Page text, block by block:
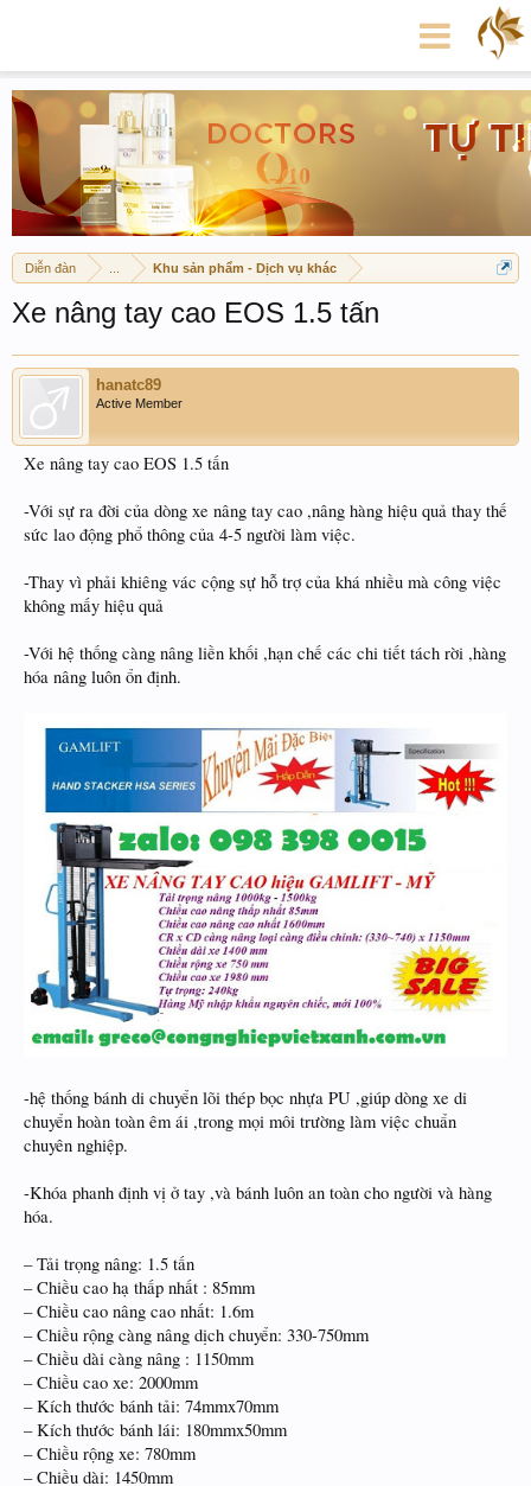
Diễn đàn Khu sản phẩm - Dịch vụ khác
Xe nâng tay cao EOS 1.5 tấn
hanatc89
Active Member
Xe nâng tay cao EOS 1.5 tấn
-Với sự ra đời của dòng xe nâng tay cao ,nâng hàng hiệu quả thay thế
sức lao động phổ thông của 4-5 người làm việc.
-Thay vì phải khiêng vác cộng sự hỗ trợ của khá nhiều mà công việc
không mấy hiệu quả
-Với hệ thống càng nâng liền khối ,hạn chế các chi tiết tách rời ,hàng
hóa nâng luôn ổn định.
-hệ thống bánh di chuyển lõi thép bọc nhựa PU ,giúp dòng xe di
chuyển hoàn toàn êm ái ,trong mọi môi trường làm việc chuẩn
chuyên nghiệp.
-Khóa phanh định vị ở tay ,và bánh luôn an toàn cho người và hàng
hóa.
– Tải trọng nâng: 1.5 tấn
– Chiều cao hạ thấp nhất : 85mm
– Chiều cao nâng cao nhất: 1.6m
– Chiều rộng càng nâng dịch chuyển: 330-750mm
– Chiều dài càng nâng : 1150mm
– Chiều cao xe: 2000mm
– Kích thước bánh tải: 74mmx70mm
– Kích thước bánh lái: 180mmx50mm
– Chiều rộng xe: 780mm
– Chiều dài: 1450mm